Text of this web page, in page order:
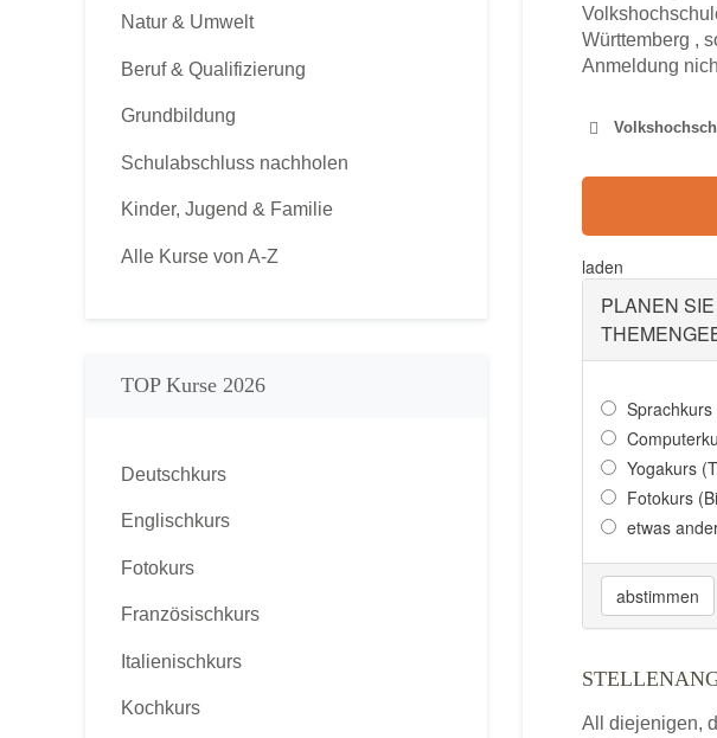
Württemberg ,
Anmeldung
laden
PLANEN
Yogakurs
Fotokurs
etwas
abstimmen
All diejenigen,
Natur & Umwelt
Beruf & Qualifizierung
Grundbildung
Schulabschluss nachholen
Kinder, Jugend & Familie
Alle Kurse von A-Z
TOP Kurse 2026
Deutschkurs
Englischkurs
Fotokurs
Französischkurs
Italienischkurs
Kochkurs